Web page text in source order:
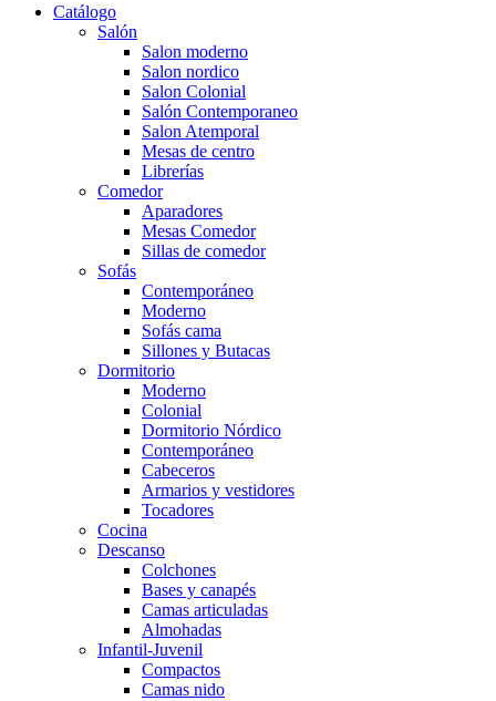
Catálogo
Salón
Salon moderno
Salon nordico
Salon Colonial
Salón Contemporaneo
Salon Atemporal
Mesas de centro
Librerías
Comedor
Aparadores
Mesas Comedor
Sillas de comedor
Sofás
Contemporáneo
Moderno
Sofás cama
Sillones y Butacas
Dormitorio
Moderno
Colonial
Dormitorio Nórdico
Contemporáneo
Cabeceros
Armarios y vestidores
Tocadores
Cocina
Descanso
Colchones
Bases y canapés
Camas articuladas
Almohadas
Infantil-Juvenil
Compactos
Camas nido